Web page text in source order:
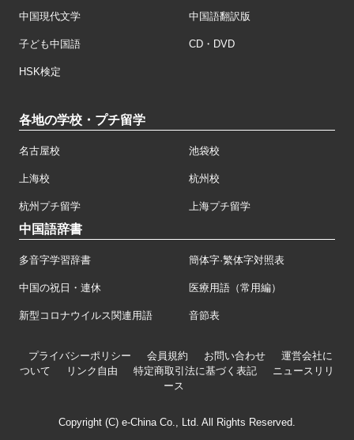
中国現代文学 中国語翻訳版
子ども中国語 CD・DVD
HSK検定
各地の学校・プチ留学
名古屋校 池袋校
上海校 杭州校
杭州プチ留学 上海プチ留学
中国語辞書
多音字学習辞書 簡体字·繁体字対照表
中国の祝日・連休 医療用語（常用編）
新型コロナウイルス関連用語 音節表
プライバシーポリシー 会員規約 お問い合わせ
運営会社に
ついて
リンク自由 特定商取引法に基づく表記
ニュースリリ
ース
Copyright (C) e-China Co., Ltd. All Rights Reserved.